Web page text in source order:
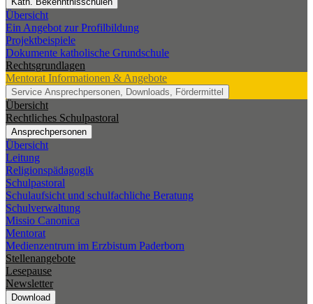
Übersicht
Ein Angebot zur Profilbildung
Projektbeispiele
Dokumente katholische Grundschule
Rechtsgrundlagen
Mentorat Informationen & Angebote
Service Ansprechpersonen, Downloads, Fördermittel
Übersicht
Rechtliches Schulpastoral
Ansprechpersonen
Übersicht
Leitung
Religionspädagogik
Schulpastoral
Schulaufsicht und schulfachliche Beratung
Schulverwaltung
Missio Canonica
Mentorat
Medienzentrum im Erzbistum Paderborn
Stellenangebote
Lesepause
Newsletter
Download